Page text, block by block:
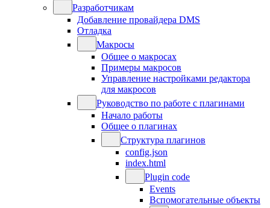
Разработчикам
Добавление провайдера DMS
Отладка
Макросы
Общее о макросах
Примеры макросов
Управление настройками редактора
для макросов
Руководство по работе с плагинами
Начало работы
Общее о плагинах
Структура плагинов
config.json
index.html
Plugin code
Events
Вспомогательные объекты